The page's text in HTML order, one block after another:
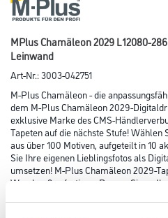
MPlus Chamäleon 2029 L12080-
Leinwand
Art-Nr.:3003-042751
M-Plus Chamäleon - die
dem M-Plus Chamäleon 2029-
exklusive Marke des CMS-
Tapeten auf die nächste Stufe! Wählen
aus über 100 Motiven, aufgeteilt in 10
Sie Ihre eigenen Lieblingsfotos als
umsetzen! M-Plus Chamäleon 2029-
Wandmaß anfertigen. Passen Sie so